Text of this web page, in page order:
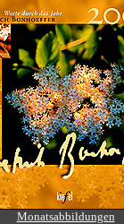
Monatsabbildungen